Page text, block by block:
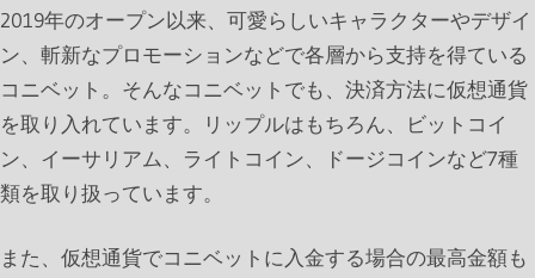
2019年のオープン以来、可愛らしいキャラクターやデザイ
ン、斬新なプロモーションなどで各層から支持を得ている
コニベット。そんなコニベットでも、決済方法に仮想通貨
を取り入れています。リップルはもちろん、ビットコイ
ン、イーサリアム、ライトコイン、ドージコインなど7種
類を取り扱っています。
また、仮想通貨でコニベットに入金する場合の最高金額も